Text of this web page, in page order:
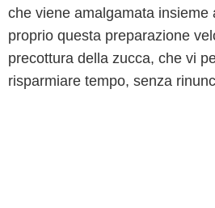
che viene amalgamata insieme
proprio questa preparazione
precottura della zucca, che vi
risparmiare tempo, senza